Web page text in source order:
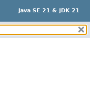
Java SE 21 & JDK 21